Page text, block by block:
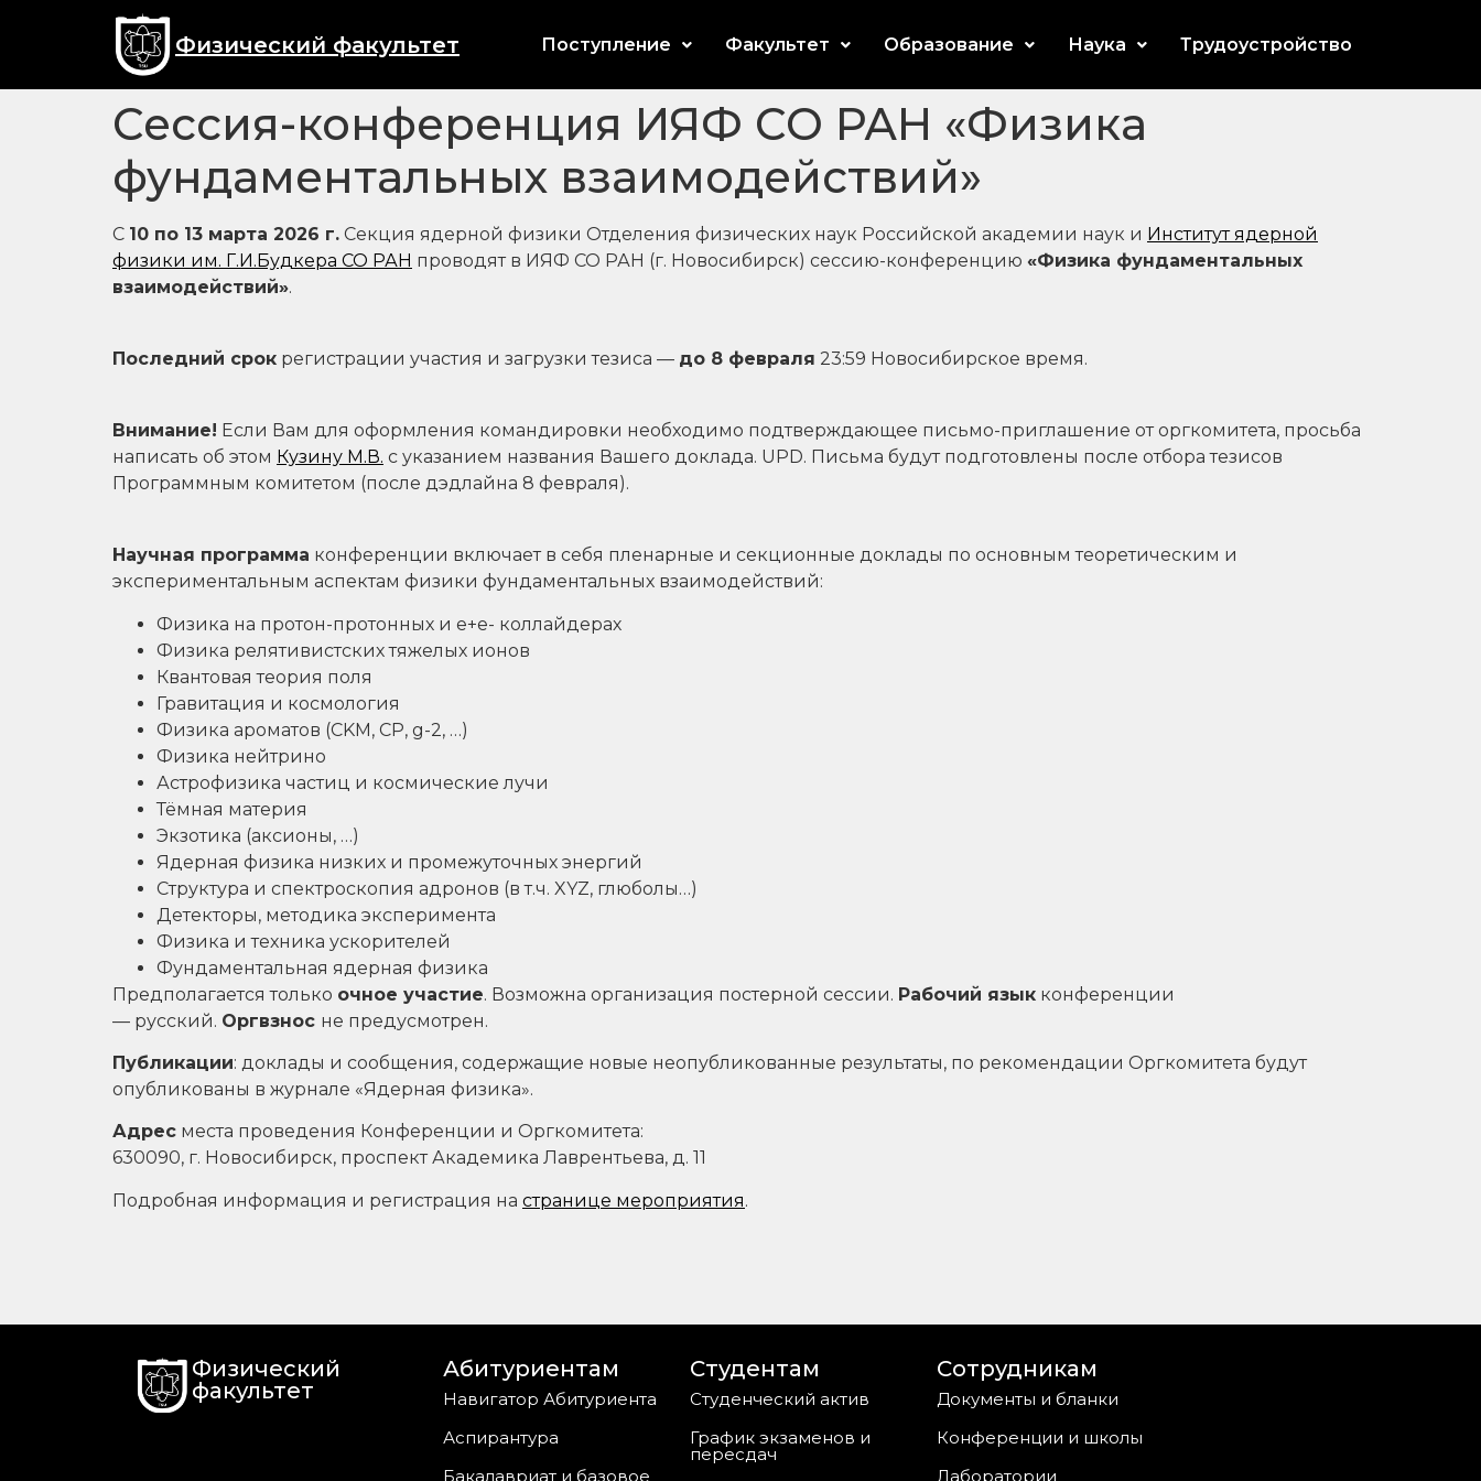
Физический факультет Поступление Факультет Образование Наука Трудоустройство
Сессия-конференция ИЯФ СО РАН «Физика
фундаментальных взаимодействий»
С 10 по 13 марта 2026 г. Секция ядерной физики Отделения физических наук Российской академии наук и Институт ядерной
физики им. Г.И.Будкера СО РАН проводят в ИЯФ СО РАН (г. Новосибирск) сессию-конференцию «Физика фундаментальных
взаимодействий».
Последний срок регистрации участия и загрузки тезиса — до 8 февраля 23:59 Новосибирское время.
Внимание! Если Вам для оформления командировки необходимо подтверждающее письмо-приглашение от оргкомитета, просьба
написать об этом Кузину М.В. с указанием названия Вашего доклада. UPD. Письма будут подготовлены после отбора тезисов
Программным комитетом (после дэдлайна 8 февраля).
Научная программа конференции включает в себя пленарные и секционные доклады по основным теоретическим и
экспериментальным аспектам физики фундаментальных взаимодействий:
Физика на протон-протонных и e+e- коллайдерах
Физика релятивистских тяжелых ионов
Квантовая теория поля
Гравитация и космология
Физика ароматов (CKM, CP, g-2, …)
Физика нейтрино
Астрофизика частиц и космические лучи
Тёмная материя
Экзотика (аксионы, …)
Ядерная физика низких и промежуточных энергий
Структура и спектроскопия адронов (в т.ч. XYZ, глюболы…)
Детекторы, методика эксперимента
Физика и техника ускорителей
Фундаментальная ядерная физика
Предполагается только очное участие. Возможна организация постерной сессии. Рабочий язык конференции
— русский. Оргвзнос не предусмотрен.
Публикации: доклады и сообщения, содержащие новые неопубликованные результаты, по рекомендации Оргкомитета будут
опубликованы в журнале «Ядерная физика».
Адрес места проведения Конференции и Оргкомитета:
630090, г. Новосибирск, проспект Академика Лаврентьева, д. 11
Подробная информация и регистрация на странице мероприятия.
Физический
факультет
Абитуриентам
Навигатор Абитуриента
Аспирантура
Бакалавриат и базовое
Студентам
Студенческий актив
График экзаменов и
пересдач
Сотрудникам
Документы и бланки
Конференции и школы
Лаборатории